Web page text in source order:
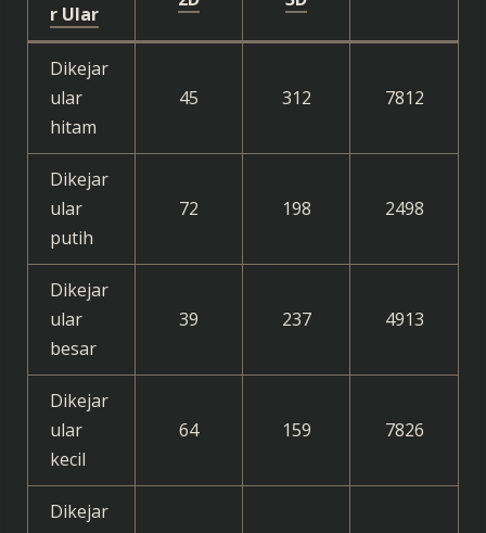
r Ular
Dikejar
ular
hitam
45 312 7812
Dikejar
ular
putih
72 198 2498
Dikejar
ular
besar
39 237 4913
Dikejar
ular
kecil
64 159 7826
Dikejar